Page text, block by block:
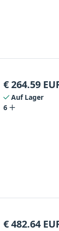
€264.59
Auf Lager
6
€482.64